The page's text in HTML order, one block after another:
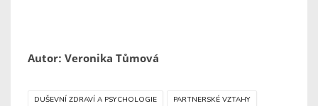
Autor: Veronika Tůmová
DUŠEVNÍ ZDRAVÍ A PSYCHOLOGIE PARTNERSKÉ VZTAHY